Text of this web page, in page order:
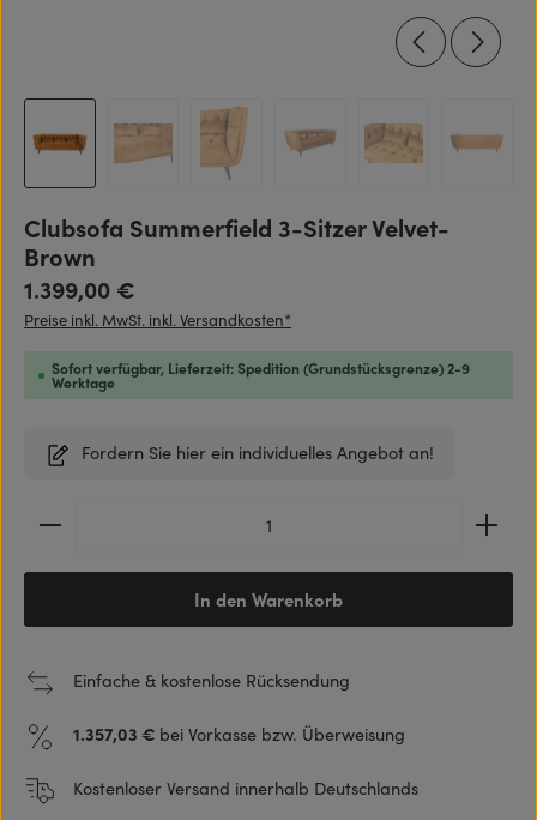
Clubsofa Summerfield 3-Sitzer Velvet-
Brown
Regulärer Preis:
1.399,00 €
Preise inkl. MwSt. inkl. Versandkosten*
Sofort verfügbar, Lieferzeit: Spedition (Grundstücksgrenze) 2-9
Werktage
Fordern Sie hier ein individuelles Angebot an!
Produkt Anzahl: Gib den gewünschten Wert ein
In den Warenkorb
Einfache & kostenlose Rücksendung
1.357,03 € bei Vorkasse bzw. Überweisung
Kostenloser Versand innerhalb Deutschlands